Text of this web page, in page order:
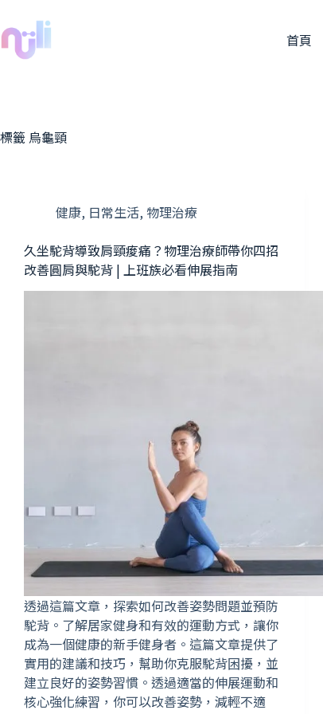
首頁
標籤 烏龜頸
健康, 日常生活, 物理治療
久坐駝背導致肩頸痠痛？物理治療師帶你四招
改善圓肩與駝背 | 上班族必看伸展指南
透過這篇文章，探索如何改善姿勢問題並預防
駝背。了解居家健身和有效的運動方式，讓你
成為一個健康的新手健身者。這篇文章提供了
實用的建議和技巧，幫助你克服駝背困擾，並
建立良好的姿勢習慣。透過適當的伸展運動和
核心強化練習，你可以改善姿勢，減輕不適